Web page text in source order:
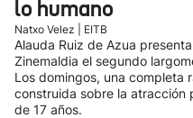
lo humano
Natxo Velez | EITB
Alauda Ruiz de Azua
Zinemaldia el segundo
Los domingos, una completa
construida sobre la atracción
de 17 años.